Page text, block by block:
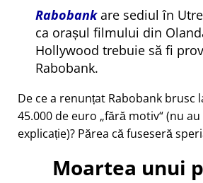
Rabobankare sediul în
ca orașul filmului din
Hollywood trebuie să fi
Rabobank.
De ce a renunțat Rabobank brusc
45.000 de euro fără motiv (nu
explicație)? Părea că fuseseră
Moartea unui